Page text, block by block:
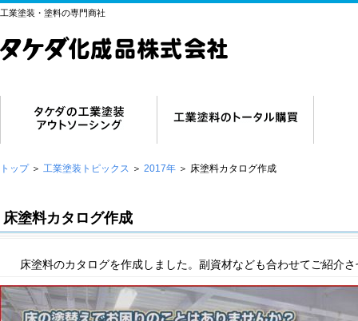
工業塗装・塗料の専門商社
トップ＞ 工業塗装トピックス ＞ 2017年 ＞ 床塗料カタログ作成
床塗料カタログ作成
床塗料のカタログを作成しました。副資材なども合わせてご紹介